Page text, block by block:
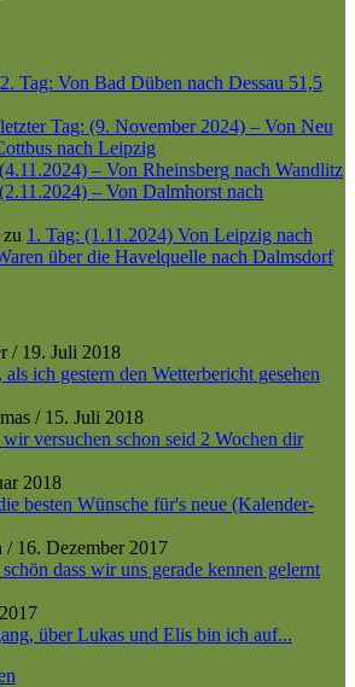
Tag: Von Bad Düben nach Dessau 51,5
Tag: (9. November 2024) – Von Neu
nach Leipzig
– Von Rheinsberg nach Wandlitz
– Von Dalmhorst nach
zu 1. Tag: (1.11.2024) Von Leipzig nach
über die Havelquelle nach Dalmsdorf
/ 19. Juli 2018
ich gestern den Wetterbericht gesehen
/ 15. Juli 2018
versuchen schon seid 2 Wochen dir
2018
besten Wünsche für's neue (Kalender-
/ 16. Dezember 2017
dass wir uns gerade kennen gelernt
über Lukas und Elis bin ich auf...